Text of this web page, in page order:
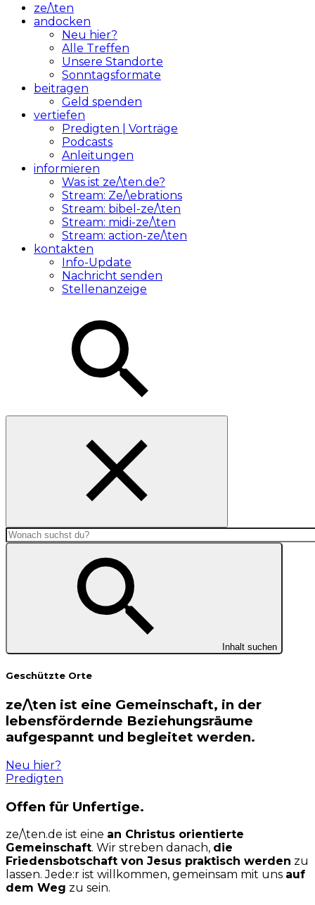
ze/\ten
andocken
Neu hier?
Alle Treffen
Unsere Standorte
Sonntagsformate
beitragen
Geld spenden
vertiefen
Predigten | Vorträge
Podcasts
Anleitungen
informieren
Was ist ze/\ten.de?
Stream: Ze/\ebrations
Stream: bibel-ze/\ten
Stream: midi-ze/\ten
Stream: action-ze/\ten
kontakten
Info-Update
Nachricht senden
Stellenanzeige
Inhalt
Inhalt suchen
Geschützte Orte
ze/\ten ist eine Gemeinschaft, in der
lebensfördernde Beziehungsräume
aufgespannt und begleitet werden.
Neu hier?
Predigten
Offen für Unfertige.
ze/\ten.de ist eine an Christus orientierte
Gemeinschaft. Wir streben danach, die
Friedensbotschaft von Jesus praktisch werden zu
lassen. Jede:r ist willkommen, gemeinsam mit uns auf
dem Weg zu sein.